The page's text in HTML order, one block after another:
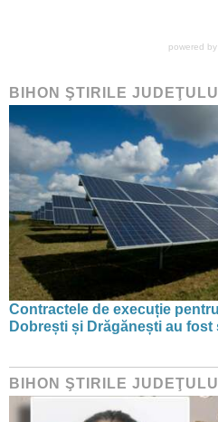
powered by
BIHON ŞTIRILE
Contractele de execuție
Dobrești și Drăgănești au fost
BIHON ŞTIRILE